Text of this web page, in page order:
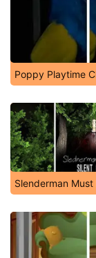
Poppy Playtime
Slenderman